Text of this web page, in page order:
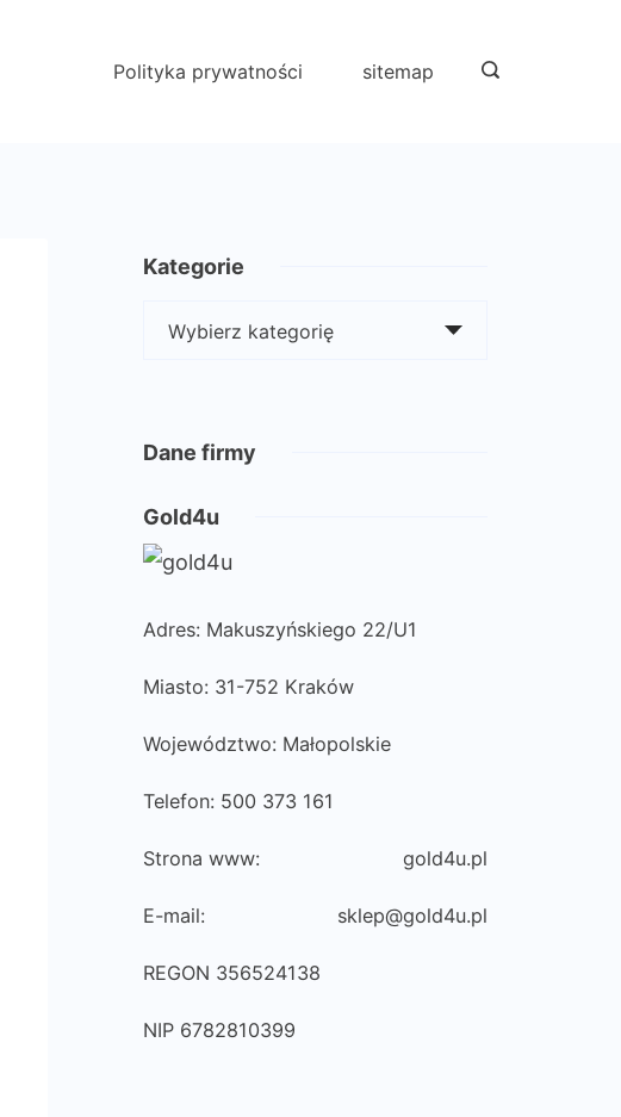
Polityka prywatności sitemap
Kategorie
Dane firmy
Gold4u
Adres: Makuszyńskiego 22/U1
Miasto: 31-752 Kraków
Województwo: Małopolskie
Telefon: 500 373 161
Strona www: gold4u.pl
E-mail: sklep@gold4u.pl
REGON 356524138
NIP 6782810399